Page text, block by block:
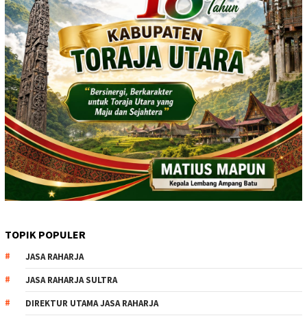
TOPIK POPULER
JASA RAHARJA
JASA RAHARJA SULTRA
DIREKTUR UTAMA JASA RAHARJA